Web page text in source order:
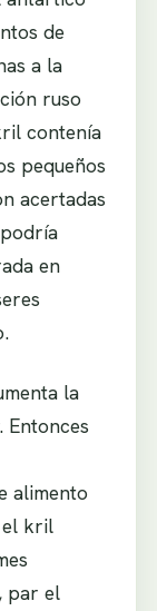
de
a la
ruso
contenía
pequeños
acertadas
en
la
alimento
el kril
par el